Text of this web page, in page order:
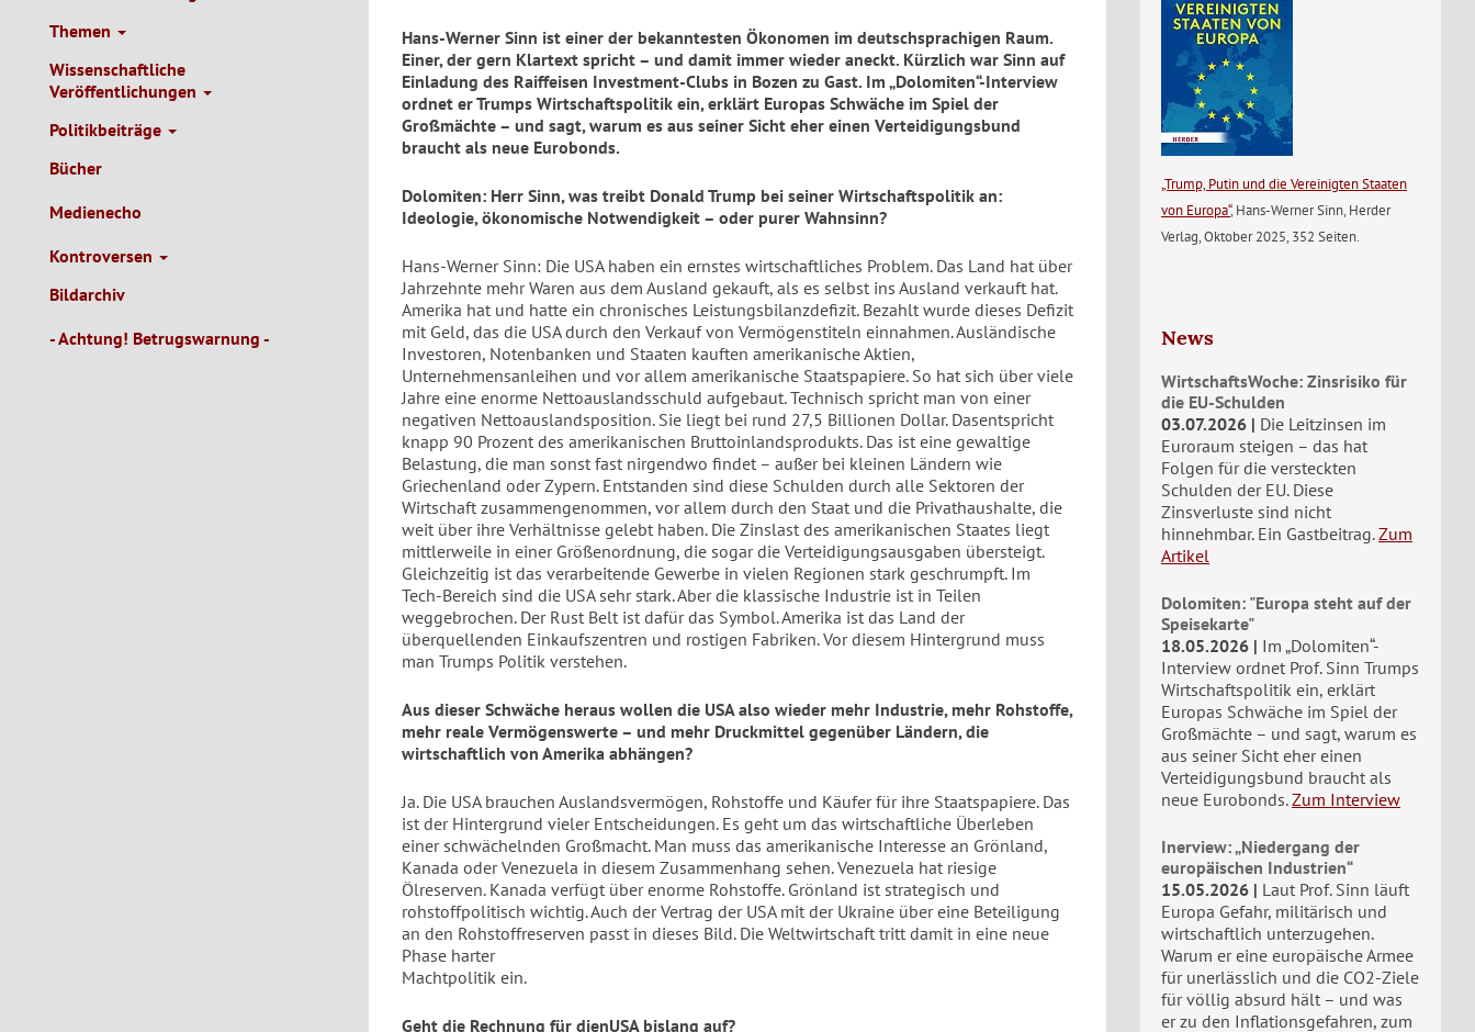
Themen
Wissenschaftliche
Veröffentlichungen
Politikbeiträge
Bücher
Medienecho
Kontroversen
Bildarchiv
- Achtung! Betrugswarnung -
Hans-Werner Sinn ist einer der bekanntesten Ökonomen im deutschsprachigen Raum.
Einer, der gern Klartext spricht – und damit immer wieder aneckt. Kürzlich war Sinn auf
Einladung des Raiffeisen Investment-Clubs in Bozen zu Gast. Im „Dolomiten“-Interview
ordnet er Trumps Wirtschaftspolitik ein, erklärt Europas Schwäche im Spiel der
Großmächte – und sagt, warum es aus seiner Sicht eher einen Verteidigungsbund
braucht als neue Eurobonds.
Dolomiten: Herr Sinn, was treibt Donald Trump bei seiner Wirtschaftspolitik an:
Ideologie, ökonomische Notwendigkeit – oder purer Wahnsinn?
Hans-Werner Sinn: Die USA haben ein ernstes wirtschaftliches Problem. Das Land hat über
Jahrzehnte mehr Waren aus dem Ausland gekauft, als es selbst ins Ausland verkauft hat.
Amerika hat und hatte ein chronisches Leistungsbilanzdefizit. Bezahlt wurde dieses Defizit
mit Geld, das die USA durch den Verkauf von Vermögenstiteln einnahmen. Ausländische
Investoren, Notenbanken und Staaten kauften amerikanische Aktien,
Unternehmensanleihen und vor allem amerikanische Staatspapiere. So hat sich über viele
Jahre eine enorme Nettoauslandsschuld aufgebaut. Technisch spricht man von einer
negativen Nettoauslandsposition. Sie liegt bei rund 27,5 Billionen Dollar. Dasentspricht
knapp 90 Prozent des amerikanischen Bruttoinlandsprodukts. Das ist eine gewaltige
Belastung, die man sonst fast nirgendwo findet – außer bei kleinen Ländern wie
Griechenland oder Zypern. Entstanden sind diese Schulden durch alle Sektoren der
Wirtschaft zusammengenommen, vor allem durch den Staat und die Privathaushalte, die
weit über ihre Verhältnisse gelebt haben. Die Zinslast des amerikanischen Staates liegt
mittlerweile in einer Größenordnung, die sogar die Verteidigungsausgaben übersteigt.
Gleichzeitig ist das verarbeitende Gewerbe in vielen Regionen stark geschrumpft. Im
Tech-Bereich sind die USA sehr stark. Aber die klassische Industrie ist in Teilen
weggebrochen. Der Rust Belt ist dafür das Symbol. Amerika ist das Land der
überquellenden Einkaufszentren und rostigen Fabriken. Vor diesem Hintergrund muss
man Trumps Politik verstehen.
Aus dieser Schwäche heraus wollen die USA also wieder mehr Industrie, mehr Rohstoffe,
mehr reale Vermögenswerte – und mehr Druckmittel gegenüber Ländern, die
wirtschaftlich von Amerika abhängen?
Ja. Die USA brauchen Auslandsvermögen, Rohstoffe und Käufer für ihre Staatspapiere. Das
ist der Hintergrund vieler Entscheidungen. Es geht um das wirtschaftliche Überleben
einer schwächelnden Großmacht. Man muss das amerikanische Interesse an Grönland,
Kanada oder Venezuela in diesem Zusammenhang sehen. Venezuela hat riesige
Ölreserven. Kanada verfügt über enorme Rohstoffe. Grönland ist strategisch und
rohstoffpolitisch wichtig. Auch der Vertrag der USA mit der Ukraine über eine Beteiligung
an den Rohstoffreserven passt in dieses Bild. Die Weltwirtschaft tritt damit in eine neue
Phase harter
Machtpolitik ein.
Geht die Rechnung für dienUSA bislang auf?
„Trump, Putin und die Vereinigten Staaten
von Europa“, Hans-Werner Sinn, Herder
Verlag, Oktober 2025, 352 Seiten.
News
WirtschaftsWoche: Zinsrisiko für
die EU-Schulden
03.07.2026
Die Leitzinsen im
Euroraum steigen – das hat
Folgen für die versteckten
Schulden der EU. Diese
Zinsverluste sind nicht
hinnehmbar. Ein Gastbeitrag. Zum
Artikel
Dolomiten: "Europa steht auf der
Speisekarte"
18.05.2026
Im „Dolomiten“-
Interview ordnet Prof. Sinn Trumps
Wirtschaftspolitik ein, erklärt
Europas Schwäche im Spiel der
Großmächte – und sagt, warum es
aus seiner Sicht eher einen
Verteidigungsbund braucht als
neue Eurobonds. Zum Interview
Inerview: „Niedergang der
europäischen Industrien“
15.05.2026
Laut Prof. Sinn läuft
Europa Gefahr, militärisch und
wirtschaftlich unterzugehen.
Warum er eine europäische Armee
für unerlässlich und die CO2-Ziele
für völlig absurd hält – und was
er zu den Inflationsgefahren, zum